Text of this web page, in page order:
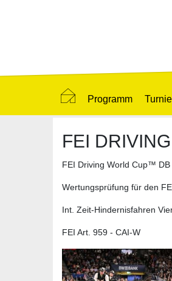
Programm
FEI
FEI Driving World Cup™ DB
Wertungsprüfung für den
Int. Zeit-Hindernisfahren
FEI Art. 959 - CAI-W